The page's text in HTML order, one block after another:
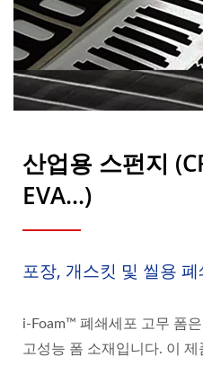
산업용 스펀지
EVA...)
포장, 개스킷 및 씰용
i-Foam™ 폐쇄세포 고무 폼
고성능 폼 소재입니다. 이